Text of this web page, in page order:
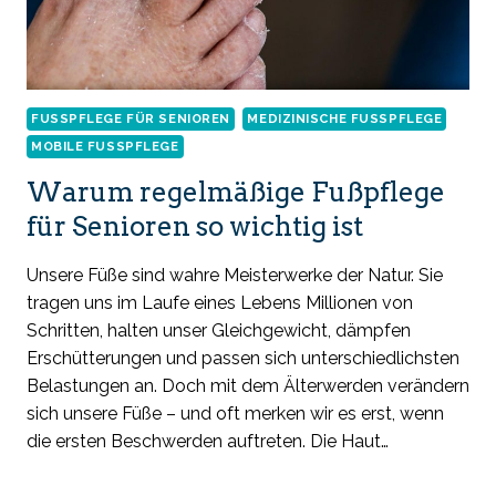
FUSSPFLEGE FÜR SENIOREN
MEDIZINISCHE FUSSPFLEGE
MOBILE FUSSPFLEGE
Warum regelmäßige Fußpflege
für Senioren so wichtig ist
Unsere Füße sind wahre Meisterwerke der Natur. Sie
tragen uns im Laufe eines Lebens Millionen von
Schritten, halten unser Gleichgewicht, dämpfen
Erschütterungen und passen sich unterschiedlichsten
Belastungen an. Doch mit dem Älterwerden verändern
sich unsere Füße – und oft merken wir es erst, wenn
die ersten Beschwerden auftreten. Die Haut…